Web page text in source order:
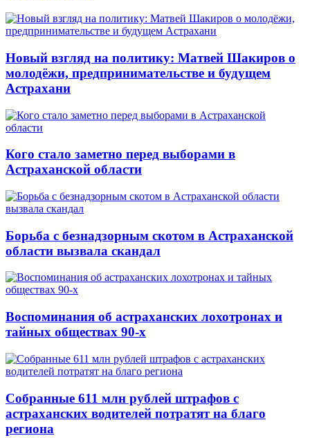
Новый взгляд на политику: Матвей Шакиров о
молодёжи, предпринимательстве и будущем
Астрахани
Кого стало заметно перед выборами в
Астраханской области
Борьба с безнадзорным скотом в Астраханской
области вызвала скандал
Воспоминания об астраханских лохотронах и
тайных обществах 90-х
Собранные 611 млн рублей штрафов с
астраханских водителей потратят на благо
региона